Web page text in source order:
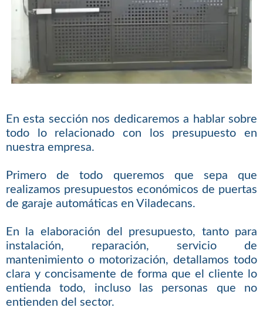
En esta sección nos dedicaremos a hablar sobre
todo lo relacionado con los presupuesto en
nuestra empresa.
Primero de todo queremos que sepa que
realizamos presupuestos económicos de puertas
de garaje automáticas en Viladecans.
En la elaboración del presupuesto, tanto para
instalación, reparación, servicio de
mantenimiento o motorización, detallamos todo
clara y concisamente de forma que el cliente lo
entienda todo, incluso las personas que no
entienden del sector.